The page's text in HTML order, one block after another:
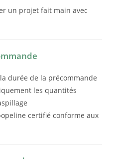
un projet fait main avec
durée de la précommande
les quantités
certifié conforme aux